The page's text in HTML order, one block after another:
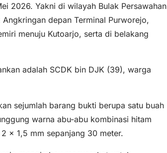
2026. Yakni di wilayah Bulak Persawahan
depan Terminal Purworejo,
menuju Kutoarjo, serta di belakang
adalah SCDK bin DJK (39), warga
sejumlah barang bukti berupa satu buah
warna abu-abu kombinasi hitam
x 1,5 mm sepanjang 30 meter.